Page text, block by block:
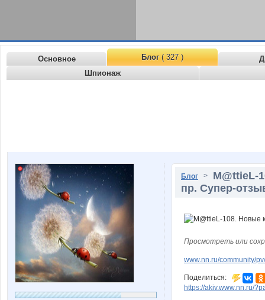
Основное Блог( 327 )
Шпионаж
Блог > M@ttieL-
пр. Супер-
Просмотреть или
www.nn.ru/community/
Поделиться:
https://akiv.www.nn.ru/